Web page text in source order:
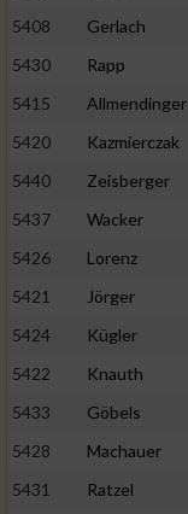
5408
Gerlach
5430
Rapp
5415
Allmendinger
5420
Kazmierczak
5440
Zeisberger
5437
Wacker
5426
Lorenz
5421
Jörger
5424
Kügler
5422
Knauth
5433
Göbels
5428
Machauer
5431
Ratzel